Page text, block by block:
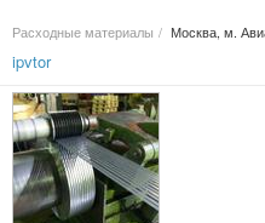
Расходные материалы / Москва, м.
ipvtor